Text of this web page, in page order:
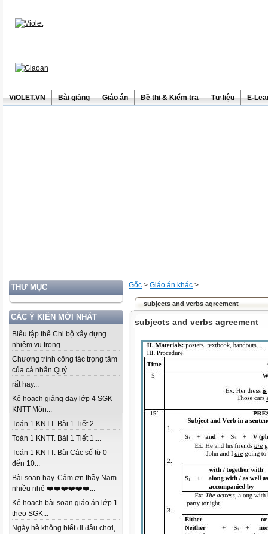
ViOLET.VN Bài giảng Giáo án Đề thi & Kiểm tra Tư liệu E-
THƯ MỤC
CÁC Ý KIẾN MỚI NHẤT
Biểu tập thể Chi bộ xây dựng
nhiệm vụ trọng...
Chương trình công tác trọng tâm
của cá nhân Quý...
rất hay...
Kế hoạch giảng dạy lớp 4 SGK -
KNTT Môn...
Toán 1 KNTT. Bài 1 Tiết 2....
Toán 1 KNTT. Bài 1 Tiết 1....
Toán 1 KNTT. Bài Các số từ 0
đến 10...
Bài soạn hay. Cảm ơn thầy Nam
nhiều nhé ❤️❤️❤️❤️❤️❤️...
Kế hoạch bài soạn giáo án lớp 1
theo SGK...
Ngày hè không biết đi đâu chơi,
Gốc > Giáo án khác >
subjects and verbs agreement
subjects and verbs agreement